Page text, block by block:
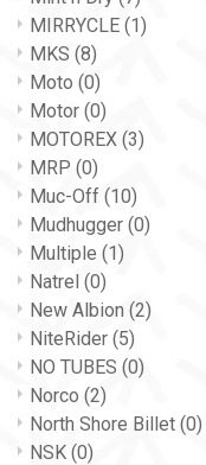
MIRRYCLE (1)
MKS (8)
Moto (0)
Motor (0)
MOTOREX (3)
MRP (0)
Muc-Off (10)
Mudhugger (0)
Multiple (1)
Natrel (0)
New Albion (2)
NiteRider (5)
NO TUBES (0)
Norco (2)
North Shore Billet (0)
NSK (0)